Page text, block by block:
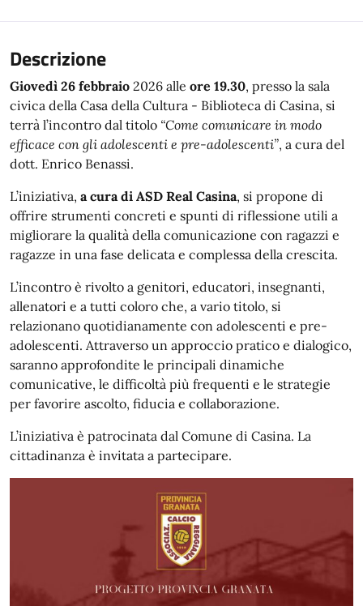
Descrizione
Giovedì 26 febbraio 2026 alle ore 19.30, presso la sala
civica della Casa della Cultura - Biblioteca di Casina, si
terrà l’incontro dal titolo “Come comunicare in modo
efficace con gli adolescenti e pre-adolescenti”, a cura del
dott. Enrico Benassi.
L’iniziativa, a cura di ASD Real Casina, si propone di
offrire strumenti concreti e spunti di riflessione utili a
migliorare la qualità della comunicazione con ragazzi e
ragazze in una fase delicata e complessa della crescita.
L’incontro è rivolto a genitori, educatori, insegnanti,
allenatori e a tutti coloro che, a vario titolo, si
relazionano quotidianamente con adolescenti e pre-
adolescenti. Attraverso un approccio pratico e dialogico,
saranno approfondite le principali dinamiche
comunicative, le difficoltà più frequenti e le strategie
per favorire ascolto, fiducia e collaborazione.
L’iniziativa è patrocinata dal Comune di Casina. La
cittadinanza è invitata a partecipare.